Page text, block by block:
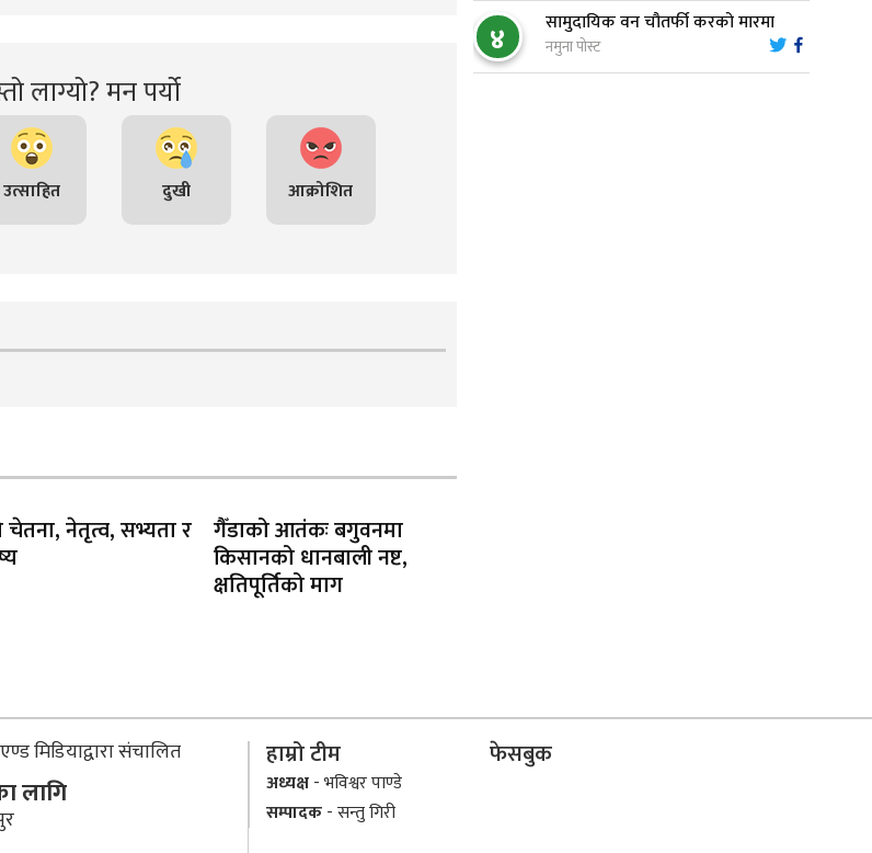
लाग्यो? मन पर्यो
उत्साहित दुखी आक्रोशित
चेतना, नेतृत्व, सभ्यता र गैँडाको आतंकः बगुवनमा
किसानको धानबाली नष्ट,
क्षतिपूर्तिको माग
१०
नारायणघाट–बुटवल सडकः पूर्वी
खण्डमा कालोपत्रे सम्पन्न
४ सामुदायिक वन चौतर्फी करको मारमा
नमुना पोस्ट
मिडियाद्वारा संचालित
लागि
हाम्रो टीम
अध्यक्ष- भविश्वर पाण्डे
सम्पादक- सन्तु गिरी
फेसबुक